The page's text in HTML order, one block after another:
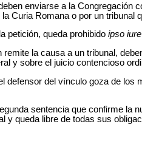
enviarse a la Congregación
Curia Romana o por un tribunal
queda prohibido ipso iure
remite la causa a un tribunal,
y sobre el juicio contencioso
defensor del vínculo goza de los
sentencia que confirme la
y queda libre de todas sus